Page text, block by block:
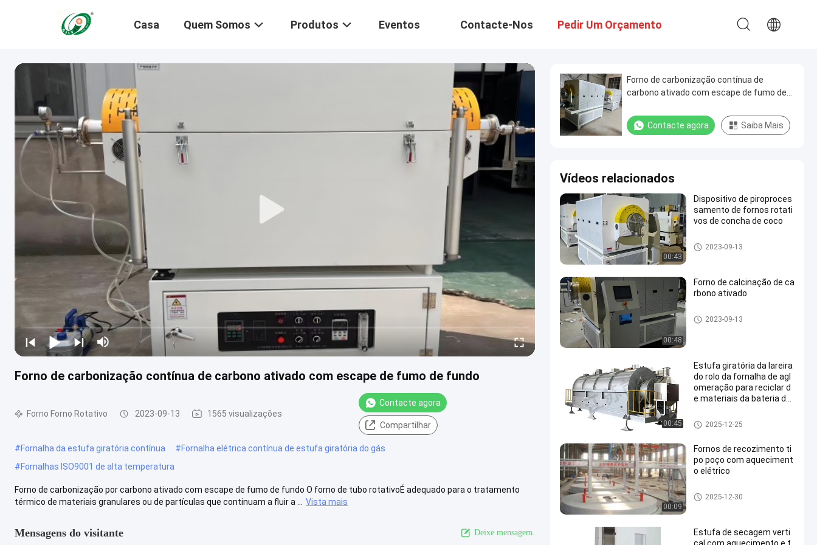
Casa Quem Somos Produtos Eventos Contacte-Nos Pedir Um Orçamento
Forno de carbonização contínua de carbono ativado com escape de fumo de fundo
Forno Forno Rotativo 2023-09-13 1565 visualizações
Contacte agora
Compartilhar
#Fornalha da estufa giratória contínua #Fornalha elétrica contínua de estufa giratória do gás
#Fornalhas ISO9001 de alta temperatura
Forno de carbonização por carbono ativado com escape de fumo de fundo O forno de tubo rotativoÉ adequado para o tratamento
térmico de materiais granulares ou de partículas que continuam a fluir a ...
Vista mais
Mensagens do visitante Deixe mensagem.
Forno de carbonização contínua de
carbono ativado com escape de fumo de
Contacte agora Saiba Mais
Vídeos relacionados
00:43
Dispositivo de piroproces
samento de fornos rotati
vos de concha de coco
Forno Forno Rotativo
2023-09-13
00:48
Forno de calcinação de ca
rbono ativado
Forno Forno Rotativo
2023-09-13
00:45
Estufa giratória da lareira
do rolo da fornalha de agl
omeração para reciclar d
e materiais da bateria de l
Forno Forno Rotativo
2025-12-25
00:09
Fornos de recozimento ti
po poço com aqueciment
o elétrico
Forno de tratamento térmico
2025-12-30
Estufa de secagem verti